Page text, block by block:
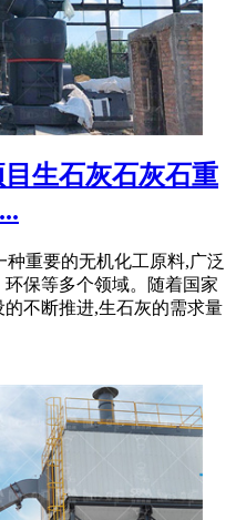
生石灰石灰石重
种重要的无机化工原料,广泛
保等多个领域。随着国家
不断推进,生石灰的需求量